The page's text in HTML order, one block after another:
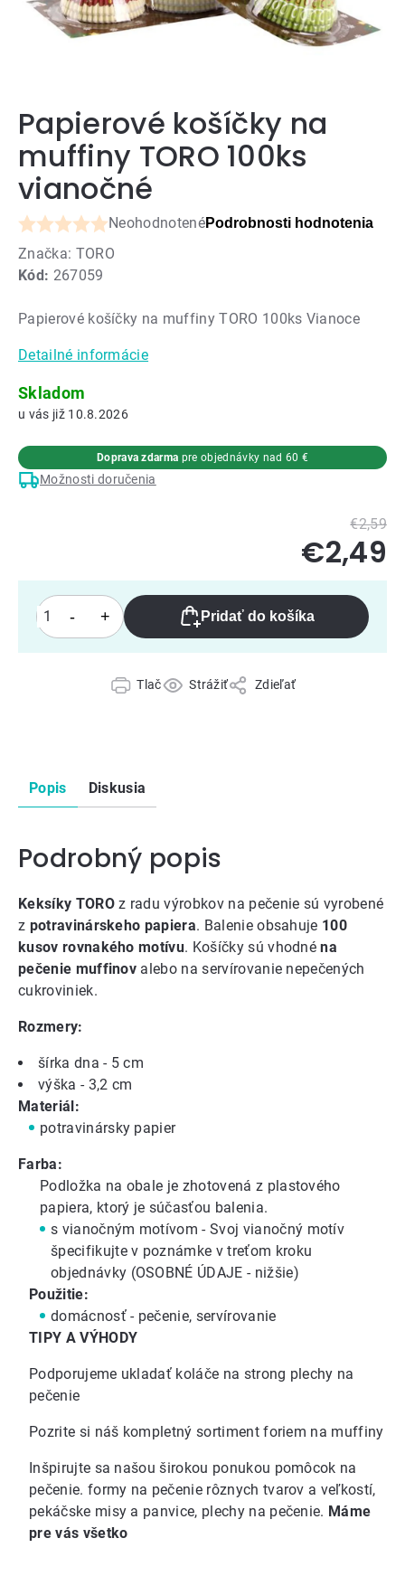
Papierové košíčky na
muffiny TORO 100ks
vianočné
Kód: 267059
Priemerné
hodnotenie
produktu
0,0
5
hviezdičiek.
NeohodnotenéPodrobnosti hodnotenia
Značka: TORO
Pridať do košíka
Papierové košíčky na muffiny TORO 100ks Vianoce
Detailné informácie
Tlač Strážiť Zdieľať
Skladom
10.8.2026
Možnosti doručenia
Doprava zdarma pre objednávky nad 60 €
€2,59
€2,49
Popis Diskusia
Podrobný popis
Keksíky TOROz radu výrobkov na pečenie sú vyrobené
z potravinárskeho papiera. Balenie obsahuje 100
kusov rovnakého motívu. Košíčky sú vhodnéna
pečenie muffinov alebo na servírovanie nepečených
cukroviniek.
Rozmery:
šírka dna - 5 cm
výška - 3,2 cm
Materiál:
potravinársky papier
Farba:
Podložka na obale je zhotovená z plastového
papiera, ktorý je súčasťou balenia.
s vianočným motívom - Svoj vianočný motív
špecifikujte v poznámke v treťom kroku
objednávky (OSOBNÉ ÚDAJE - nižšie)
Použitie:
domácnosť - pečenie, servírovanie
TIPY A VÝHODY
Podporujeme ukladať koláče na strong plechy na
pečenie
Pozrite si náš kompletnýsortiment foriem na muffiny
Inšpirujte sa našou širokou ponukou pomôcok na
pečenie. formy na pečenie rôznych tvarov a veľkostí,
pekáčske misy a panvice, plechy na pečenie. Máme
pre vás všetko